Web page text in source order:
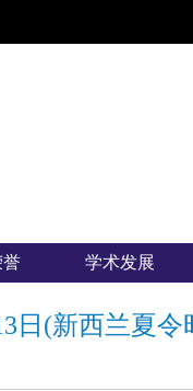
誉 学术发展
日(新西兰夏令